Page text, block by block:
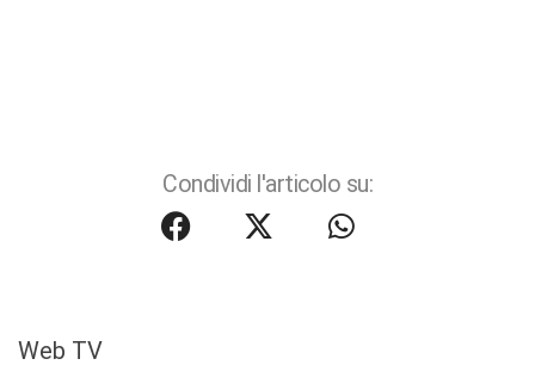
Condividi l'articolo su:
Web TV